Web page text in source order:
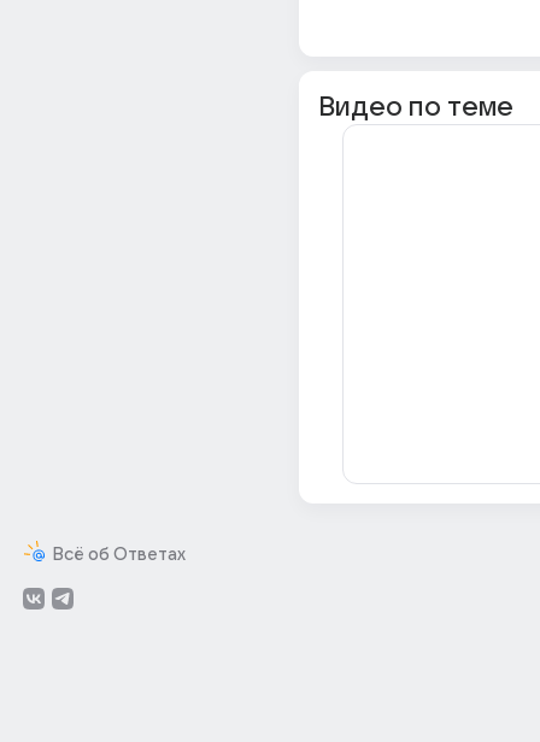
Всё об Ответах
Видео по теме